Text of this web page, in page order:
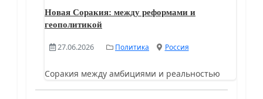
Новая Соракия: между реформами и
геополитикой
27.06.2026 Политика Россия
Соракия между амбициями и реальностью